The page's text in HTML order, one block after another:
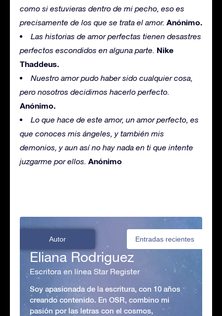
como si estuvieras dentro de mi pecho, eso es
precisamente de los que se trata el amor. Anónimo.
Las historias de amor perfectas tienen desastres
perfectos escondidos en alguna parte. Nike
Thaddeus.
Nuestro amor pudo haber sido cualquier cosa,
pero nosotros decidimos hacerlo perfecto.
Anónimo.
Lo que hace de este amor, un amor perfecto, es
que conoces mis ángeles, y también mis
demonios, y aun así no hay nada en ti que intente
juzgarme por ellos. Anónimo
Autor Entradas recientes
Eliana Rodriguez
Escritora en línea Star Register
Soy apasionada de la escritura, con 10 años
creando contenido. En OSR, combino mi
pasión por las letras con el cosmos,